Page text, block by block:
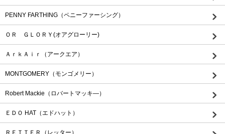
PENNY FARTHING（ペニーファーシング）
ＯＲ ＧＬＯＲＹ(オアグローリー)
ＡｒｋＡｉｒ（アークエア）
MONTGOMERY（モンゴメリー）
Robert Mackie（ロバートマッキ―）
ＥＤＯ HAT（エドハット）
ＲＥＴＴＥＲ（レッター）